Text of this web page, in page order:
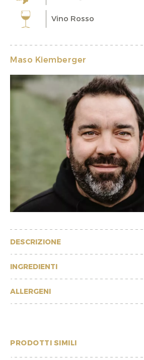
Vino Rosso
Maso Kiemberger
DESCRIZIONE
INGREDIENTI
ALLERGENI
PRODOTTI SIMILI